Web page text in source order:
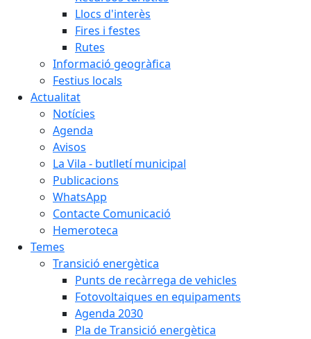
Llocs d'interès
Fires i festes
Rutes
Informació geogràfica
Festius locals
Actualitat
Notícies
Agenda
Avisos
La Vila - butlletí municipal
Publicacions
WhatsApp
Contacte Comunicació
Hemeroteca
Temes
Transició energètica
Punts de recàrrega de vehicles
Fotovoltaiques en equipaments
Agenda 2030
Pla de Transició energètica